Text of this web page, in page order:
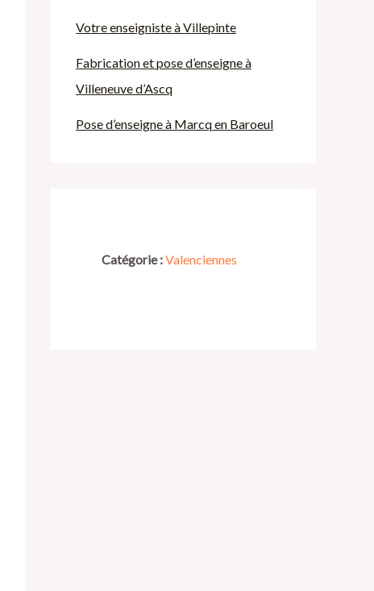
Votre enseigniste à Villepinte
Fabrication et pose d’enseigne à
Villeneuve d’Ascq
Pose d’enseigne à Marcq en Baroeul
Catégorie :Valenciennes